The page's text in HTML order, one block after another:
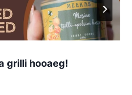
grilli hooaeg!